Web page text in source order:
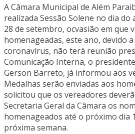
A Câmara Municipal de Além
realizada Sessão Solene no dia do
28 de setembro, ocvasião em que
homenageadas, este ano, devido
coronavírus, não terá reunião
Comunicação Interna, o
Gerson Barreto, já informou aos
Medalhas serão enviadas aos
solicitou que os vereadores
Secretaria Geral da Câmara os
homenageados até o próximo dia
próxima semana.